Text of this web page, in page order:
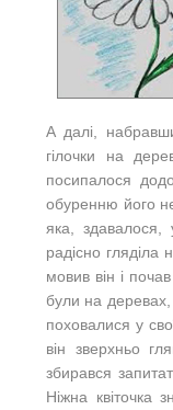
А далі,
гілочки на
посипалося
обуренню його
яка, здавалося,
радісно
мовив він і
були на деревах,
поховалися у
він зверхньо
збирався
Ніжна квіточка